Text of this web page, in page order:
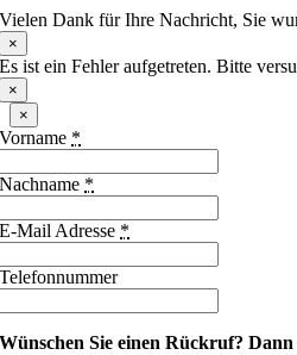
Vielen Dank für Ihre Nachricht, Sie
×
Es ist ein Fehler aufgetreten. Bitte
×
×
Vorname *
Nachname *
E-Mail Adresse *
Telefonnummer
Wünschen Sie einen Rückruf? Dann